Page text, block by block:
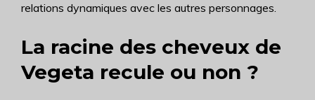
relations dynamiques avec les autres personnages.
La racine des cheveux de
Vegeta recule ou non ?